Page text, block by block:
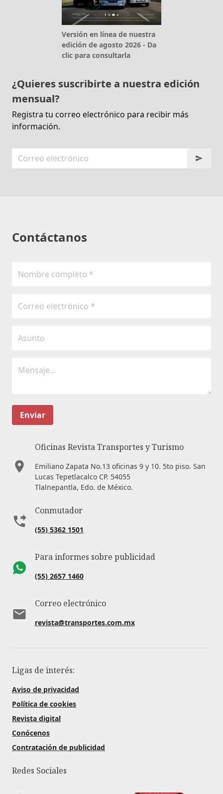
Versión en línea de nuestra
edición de agosto 2026 - Da
clic para consultarla
¿Quieres suscribirte a nuestra edición
mensual?
Registra tu correo electrónico para recibir más
información.
Contáctanos
Enviar
Oficinas Revista Transportes y Turismo
Emiliano Zapata No.13 oficinas 9 y 10. 5to piso. San
Lucas Tepetlacalco CP. 54055
Tlalnepantla, Edo. de México.
Conmutador
(55) 5362 1501
Para informes sobre publicidad
(55) 2657 1460
Correo electrónico
revista@transportes.com.mx
Ligas de interés:
Aviso de privacidad
Política de cookies
Revista digital
Conócenos
Contratación de publicidad
Redes Sociales